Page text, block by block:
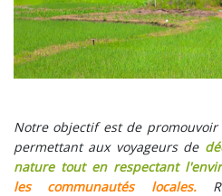
Notre objectif est de
permettant aux voyageurs de
nature tout en respectant
les communautés locales.